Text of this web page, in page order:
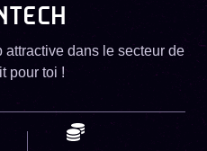
attractive dans le secteur de
pour toi !